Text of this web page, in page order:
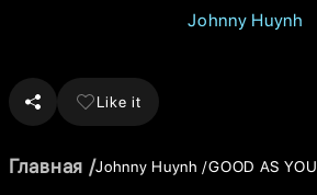
Johnny Huynh
Like it
Главная Johnny Huynh GOOD AS YOU